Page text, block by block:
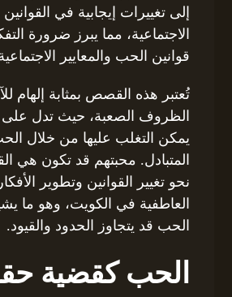
إلى تغييرات إيجابية في
الاجتماعية، مما يبرز ضرورة
قوانين الحب والمعايير
تُعتبر هذه القصص بمثابة إلهام
الظروف الصعبة، حيث تدل على
يمكن التغلب عليها من خلال
المتبادل. محبتهم قد تكون هي
نحو تغيير القوانين وتطوير
العاطفية في الكويت، وهو ما
الحب قد يتجاوز الحدود والقيود.
الحب كقضية